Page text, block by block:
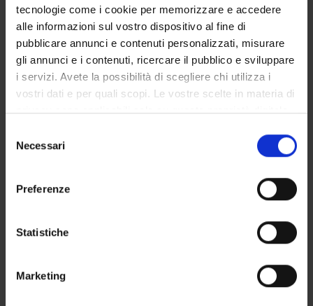
tecnologie come i cookie per memorizzare e accedere
alle informazioni sul vostro dispositivo al fine di
pubblicare annunci e contenuti personalizzati, misurare
gli annunci e i contenuti, ricercare il pubblico e sviluppare
i servizi. Avete la possibilità di scegliere chi utilizza i
vostri dati e per quali scopi. Le vostre scelte in materia di
privacy sono applicabili solo su questa proprietà digitale
modificare o revocare il proprio consenso in qualsiasi
momento dalla Dichiarazione sui cookie o facendo clic
raccogliere informazioni sulla tua posizione
geografica, con un'approssimazione di qualche
Identificare il tuo dispositivo, scansionandolo
delNecessari
Preferenze
Statistiche
Marketing
POST LAUREA
Anno accademico
Insegnamenti